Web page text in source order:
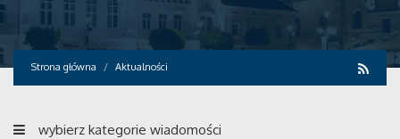
Strona główna Aktualności
wybierz kategorie wiadomości